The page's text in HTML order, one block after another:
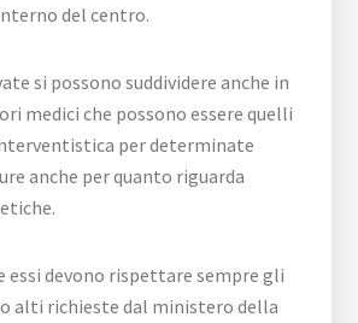
del centro.
si possono suddividere anche in
medici che possono essere quelli
per determinate
anche per quanto riguarda
essi devono rispettare sempre gli
alti richieste dal ministero della